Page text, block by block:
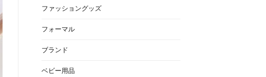
ファッショングッズ
フォーマル
ブランド
ベビー用品